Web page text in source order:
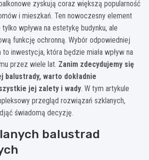
zyskują coraz większą popularność
i mieszkań. Ten nowoczesny element
wpływa na estetykę budynku, ale
funkcję ochronną. Wybór odpowiedniej
to inwestycja, która będzie miała wpływ na
przez wiele lat. Zanim zdecydujemy się
balustrady, warto dokładnie
jej zalety i wady. W tym artykule
przegląd rozwiązań szklanych,
świadomą decyzję.
balustrad